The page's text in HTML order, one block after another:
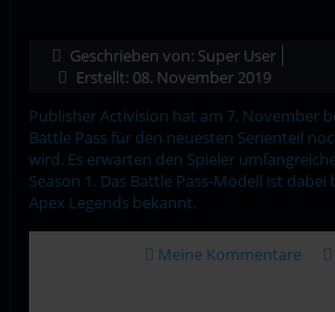
Geschrieben von: Super User
Erstellt: 08. November 2019
Publisher Activision hat am 7. November
Battle Pass für den neuesten Serienteil
wird. Es erwarten den Spieler
Season 1. Das Battle Pass-Modell ist
Apex Legends bekannt.
Meine Kommentare